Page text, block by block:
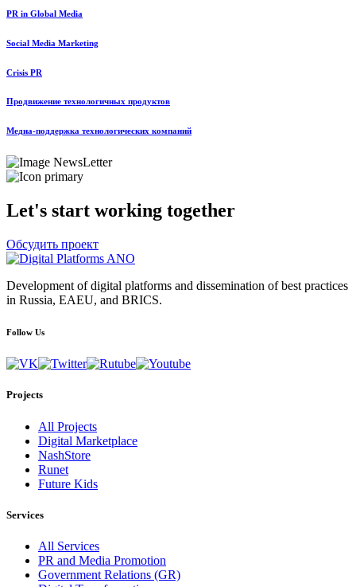
PR in Global Media
Social Media Marketing
Crisis PR
Продвижение технологичных продуктов
Медиа-поддержка технологических компаний
Let's start working together
Обсудить проект
Development of digital platforms and dissemination of best practices
in Russia, EAEU, and BRICS.
Follow Us
Projects
All Projects
Digital Marketplace
NashStore
Runet
Future Kids
Services
All Services
PR and Media Promotion
Government Relations (GR)